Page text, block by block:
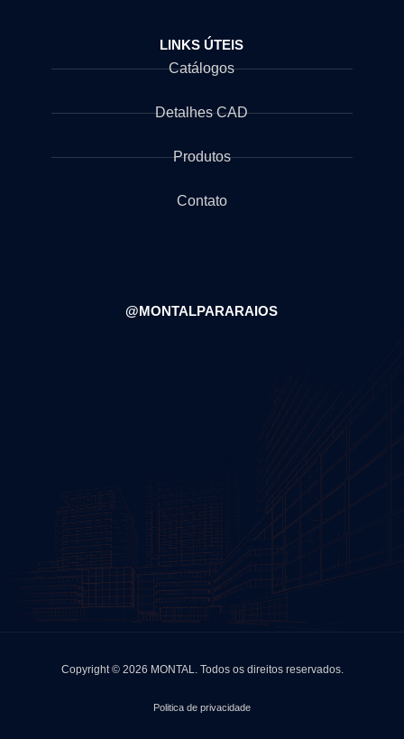
LINKS ÚTEIS
Catálogos
Detalhes CAD
Produtos
Contato
@MONTALPARARAIOS
Copyright © 2026 MONTAL. Todos os direitos reservados.
Politica de privacidade